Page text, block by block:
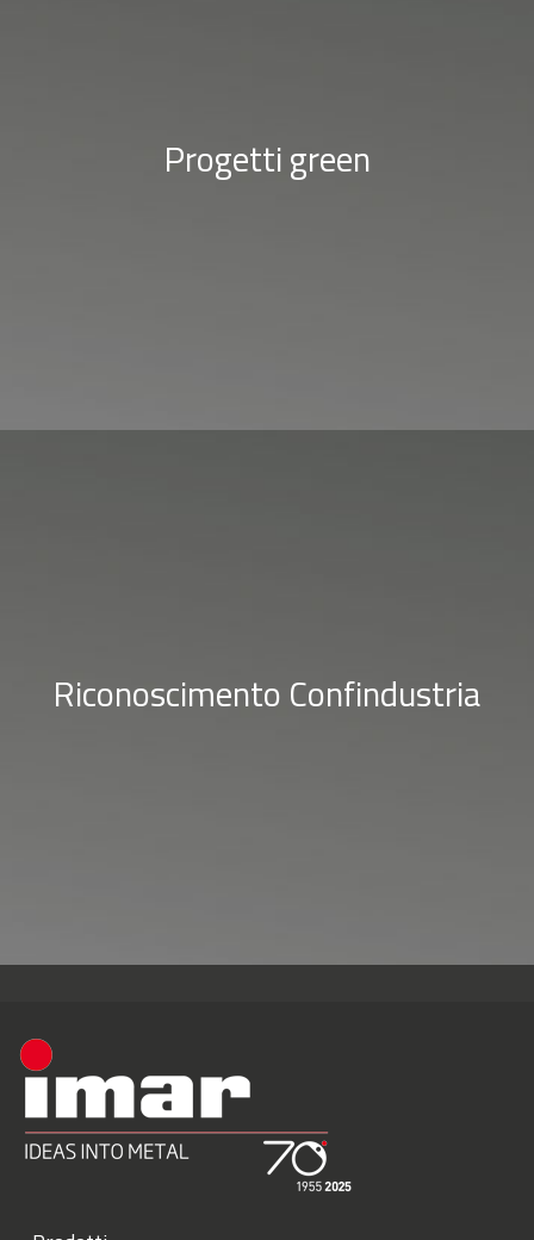
Progetti green
Riconoscimento Confindustria